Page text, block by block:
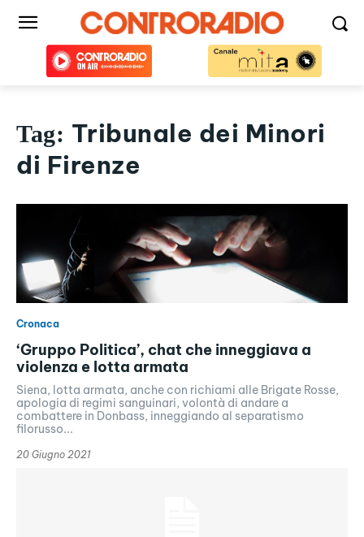
Tag: Tribunale dei Minori
di Firenze
Cronaca
‘Gruppo Politica’, chat che inneggiava a
violenza e lotta armata
Siena, lotta armata, anche con richiami alle Brigate Rosse,
apologia di regimi sanguinari, volontà di andare a
combattere in Donbass, inneggiando al separatismo
filorusso...
20 Giugno 2021